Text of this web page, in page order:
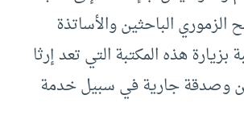
الباحثين والأساتذة
بزيارة هذه المكتبة التي تعد إرثا
وصدقة جارية في سبيل خدمة